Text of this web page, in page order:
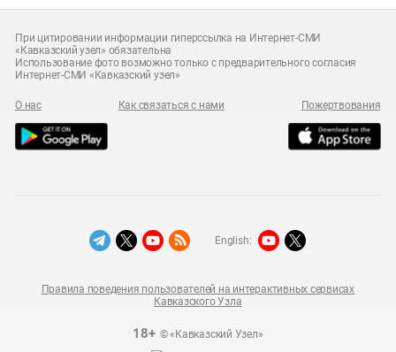
При цитировании информации гиперссылка на Интернет-СМИ
«Кавказский узел» обязательна
Использование фото возможно только с предварительного согласия
Интернет-СМИ «Кавказский узел»
О нас Как связаться с нами Пожертвования
18+© «Кавказский Узел»
Правила поведения пользователей на интерактивных сервисах
Кавказского Узла
English: